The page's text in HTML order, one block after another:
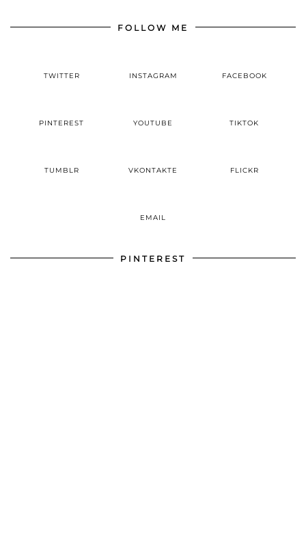
FOLLOW ME
TWITTER INSTAGRAM FACEBOOK
PINTEREST YOUTUBE TIKTOK
TUMBLR VKONTAKTE FLICKR
EMAIL
PINTEREST